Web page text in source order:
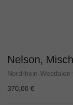
Nelson,
Nordrhein-Westfalen
370,00 €